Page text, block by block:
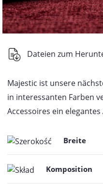
Majestic ist unsere
in interessanten Farben
Accessoires ein elegantes
Breite
Komposition
Dateien zum